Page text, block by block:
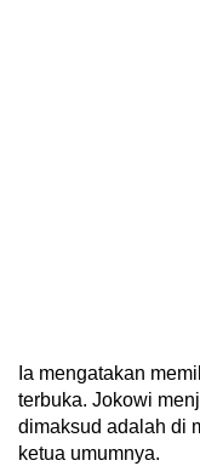
Ia mengatakan
terbuka. Jokowi
dimaksud adalah di
ketua umumnya.